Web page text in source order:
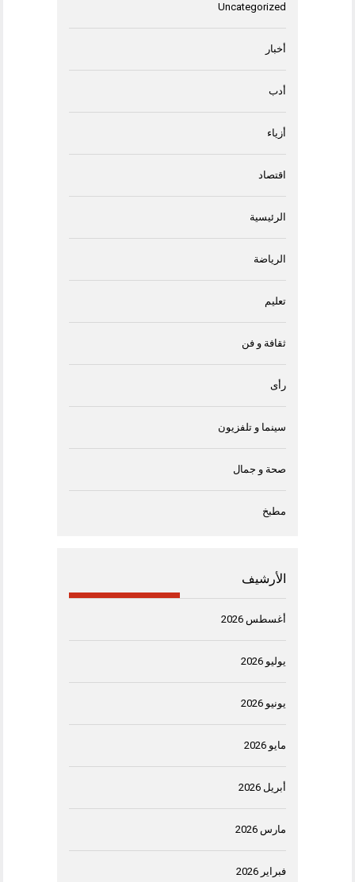
Uncategorized
أخبار
أدب
أزياء
اقتصاد
الرئيسية
الرياضة
تعليم
ثقافة و فن
رأى
سينما و تلفزيون
صحة و جمال
مطبخ
الأرشيف
أغسطس 2026
يوليو 2026
يونيو 2026
مايو 2026
أبريل 2026
مارس 2026
فبراير 2026